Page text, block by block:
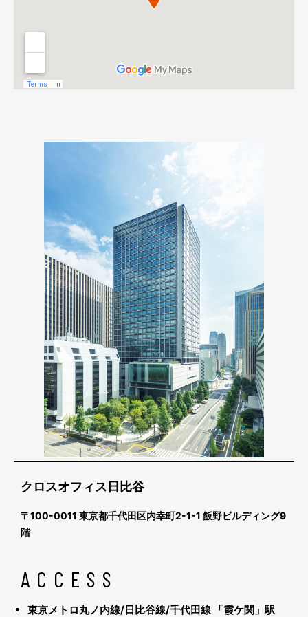
クロスオフィス日比谷
〒100-0011 東京都千代田区内幸町2-1-1 飯野ビルディング9
階
ACCESS
東京メトロ丸ノ内線/日比谷線/千代田線 「霞ケ関」駅